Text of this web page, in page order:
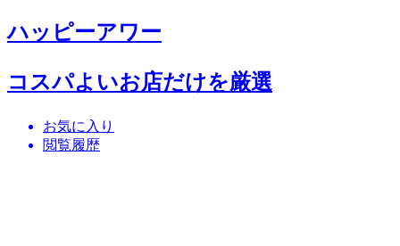
ハッピーアワー
コスパよいお店だけを厳選
お気に入り
閲覧履歴